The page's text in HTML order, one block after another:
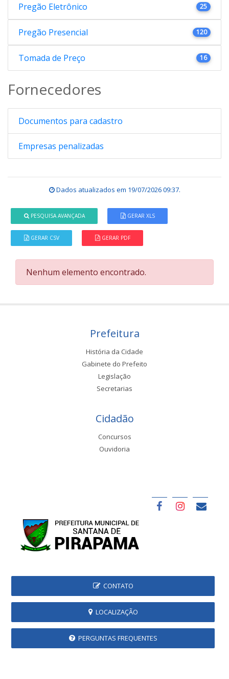
Pregão Eletrônico 25
Pregão Presencial 120
Tomada de Preço 16
Fornecedores
Documentos para cadastro
Empresas penalizadas
Dados atualizados em 19/07/2026 09:37.
PESQUISA AVANÇADA GERAR XLS
GERAR CSV GERAR PDF
Nenhum elemento encontrado.
Prefeitura
História da Cidade
Gabinete do Prefeito
Legislação
Secretarias
Cidadão
Concursos
Ouvidoria
CONTATO
LOCALIZAÇÃO
PERGUNTAS FREQUENTES